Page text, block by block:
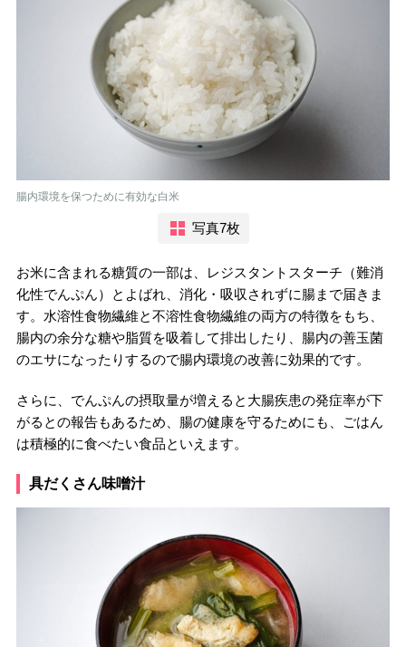
腸内環境を保つために有効な白米
写真7枚
お米に含まれる糖質の一部は、レジスタントスターチ（難消
化性でんぷん）とよばれ、消化・吸収されずに腸まで届きま
す。水溶性食物繊維と不溶性食物繊維の両方の特徴をもち、
腸内の余分な糖や脂質を吸着して排出したり、腸内の善玉菌
のエサになったりするので腸内環境の改善に効果的です。
さらに、でんぷんの摂取量が増えると大腸疾患の発症率が下
がるとの報告もあるため、腸の健康を守るためにも、ごはん
は積極的に食べたい食品といえます。
具だくさん味噌汁